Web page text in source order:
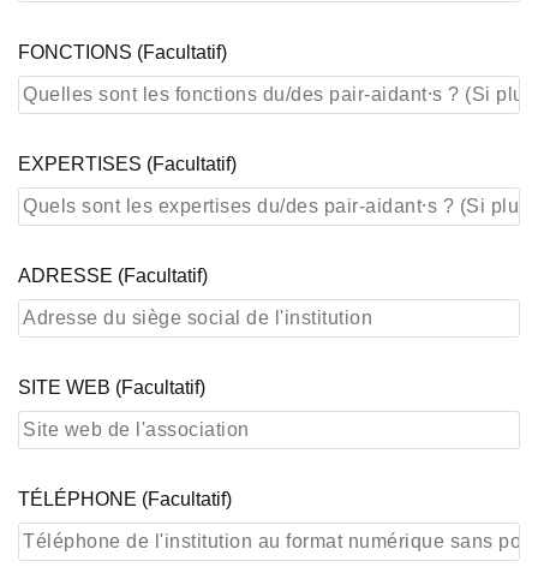
FONCTIONS (facultatif)
EXPERTISES (facultatif)
ADRESSE (facultatif)
SITE WEB (facultatif)
TÉLÉPHONE (facultatif)